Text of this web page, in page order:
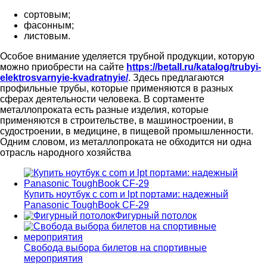
сортовым;
фасонным;
листовым.
Особое внимание уделяется трубной продукции, которую
можно приобрести на сайте https://betall.ru/katalog/trubyi-
elektrosvarnyie-kvadratnyie/. Здесь предлагаются
профильные трубы, которые применяются в разных
сферах деятельности человека. В сортаменте
металлопроката есть разные изделия, которые
применяются в строительстве, в машиностроении, в
судостроении, в медицине, в пищевой промышленности.
Одним словом, из металлопроката не обходится ни одна
отрасль народного хозяйства
Купить ноутбук с com и lpt портами: надежный
Panasonic ToughBook CF-29
Фигурный потолок
Свобода выбора билетов на спортивные
мероприятия